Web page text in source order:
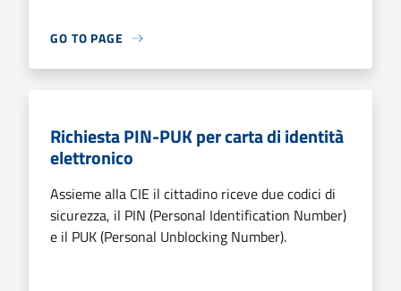
GO TO PAGE
Richiesta PIN-PUK per carta di identità
elettronico
Assieme alla CIE il cittadino riceve due codici di
sicurezza, il PIN (Personal Identification Number)
e il PUK (Personal Unblocking Number).